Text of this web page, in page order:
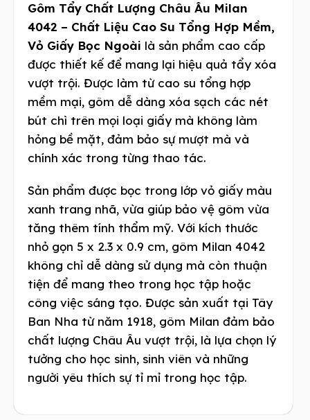
Gôm Tẩy Chất Lượng Châu Âu Milan
4042 – Chất Liệu Cao Su Tổng Hợp Mềm,
Vỏ Giấy Bọc Ngoài là sản phẩm cao cấp
được thiết kế để mang lại hiệu quả tẩy xóa
vượt trội. Được làm từ cao su tổng hợp
mềm mại, gôm dễ dàng xóa sạch các nét
bút chì trên mọi loại giấy mà không làm
hỏng bề mặt, đảm bảo sự mượt mà và
chính xác trong từng thao tác.
Sản phẩm được bọc trong lớp vỏ giấy màu
xanh trang nhã, vừa giúp bảo vệ gôm vừa
tăng thêm tính thẩm mỹ. Với kích thước
nhỏ gọn 5 x 2.3 x 0.9 cm, gôm Milan 4042
không chỉ dễ dàng sử dụng mà còn thuận
tiện để mang theo trong học tập hoặc
công việc sáng tạo. Được sản xuất tại Tây
Ban Nha từ năm 1918, gôm Milan đảm bảo
chất lượng Châu Âu vượt trội, là lựa chọn lý
tưởng cho học sinh, sinh viên và những
người yêu thích sự tỉ mỉ trong học tập.